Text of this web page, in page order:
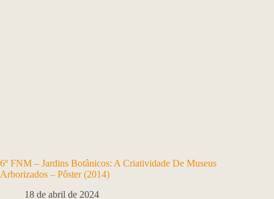
6º FNM – Jardins Botânicos: A Criatividade De Museus
Arborizados – Pôster (2014)
18 de abril de 2024